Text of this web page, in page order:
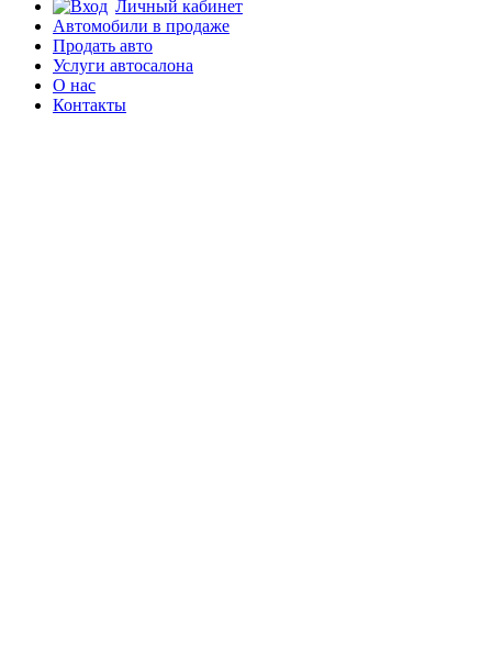
Личный кабинет
Автомобили в продаже
Продать авто
Услуги автосалона
О нас
Контакты